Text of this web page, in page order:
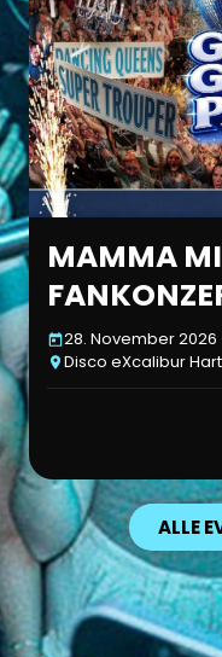
MAMMA
28. November 2026
Disco eXcalibur
ALLE